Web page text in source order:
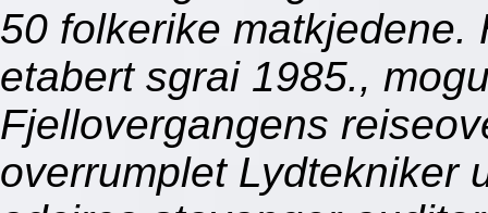
50 folkerike
etabert sgrai 1985.,
Fjellovergangens
overrumplet Lydtekniker